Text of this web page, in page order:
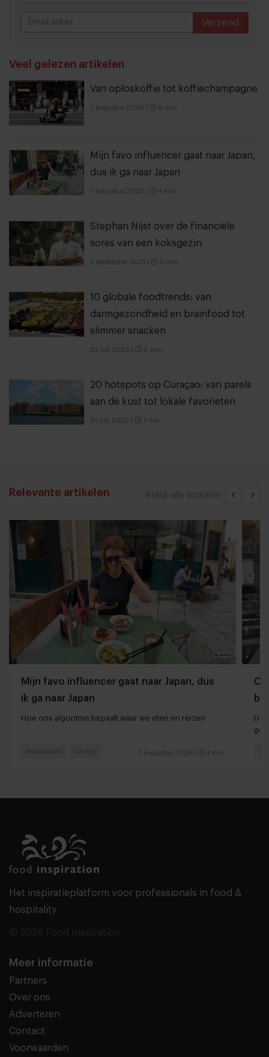
Verzend
Veel gelezen artikelen
Van oploskoffie tot koffiechampagne
7 augustus 2026 6 min
Mijn favo influencer gaat naar Japan,
dus ik ga naar Japan
7 augustus 2026 4 min
Stephan Nijst over de financiële
sores van een koksgezin
5 september 2021 5 min
10 globale foodtrends: van
darmgezondheid en brainfood tot
slimmer snacken
23 juli 2026 6 min
20 hotspots op Curaçao: van parels
aan de kust tot lokale favorieten
24 juli 2026 7 min
Bekijk alle artikelen
Relevante artikelen
Mijn favo influencer gaat naar Japan, dus
ik ga naar Japan
Hoe ons algoritme bepaalt waar we eten en reizen
7 augustus 2026 4 min
Restaurants Citytrip
Het inspiratieplatform voor professionals in food &
hospitality
Meer informatie
Partners
Over ons
Adverteren
Contact
Voorwaarden